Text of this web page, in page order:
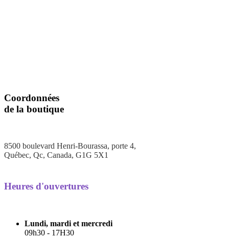
Coordonnées
de la boutique
8500 boulevard Henri-Bourassa, porte 4,
Québec, Qc, Canada, G1G 5X1
Heures d'ouvertures
Lundi, mardi et mercredi
09h30 - 17H30